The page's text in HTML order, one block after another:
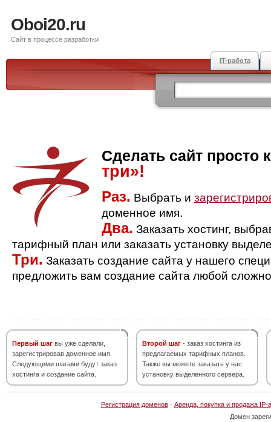
Oboi20.ru
Сайт в процессе разработки
IT-работа
Сделать сайт просто
три»!
Раз. Выбрать и
доменное имя.
Два. Заказать хостинг,
тарифный план или заказать установку
Три. Заказать создание сайта у нашего
предложить вам создание сайта любой
Первый шаг вы уже сделали,
зарегистрировав доменное имя.
Следующими шагами будут заказ
хостинга и создание сайта.
Второй шаг - заказ хостинга из
предлагаемых тарифных планов.
Также вы можете заказать у нас
установку выделенного сервера.
Регистрация доменов· Аренда, покупка и продажа IP-
Домен